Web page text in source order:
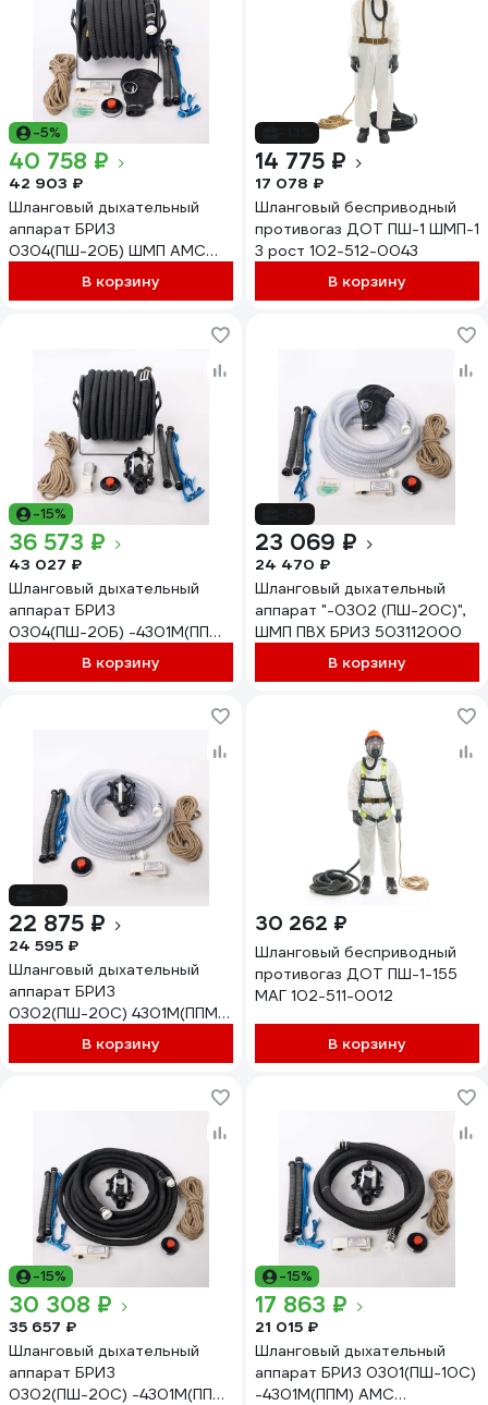
-5%
40 758 ₽
42 903 ₽
Шланговый дыхательный
аппарат БРИЗ
0304(ПШ-20Б) ШМП АМС
резинотканевый 503132210
В корзину
14 775 ₽
17 078 ₽
Шланговый бесприводный
противогаз ДОТ ПШ-1 ШМП-1
3 рост 102-512-0043
В корзину
-15%
36 573 ₽
43 027 ₽
Шланговый дыхательный
аппарат БРИЗ
0304(ПШ-20Б) -4301М(ППМ)
АМС резинотканевый
В корзину
23 069 ₽
24 470 ₽
Шланговый дыхательный
аппарат "-0302 (ПШ-20С)",
ШМП ПВХ БРИЗ 503112000
В корзину
22 875 ₽
24 595 ₽
Шланговый дыхательный
аппарат БРИЗ
0302(ПШ-20С) 4301М(ППМ)
ПВХ 503111000В корзину
30 262 ₽
Шланговый бесприводный
противогаз ДОТ ПШ-1-155
МАГ 102-511-0012
В корзину
-15%
30 308 ₽
35 657 ₽
Шланговый дыхательный
аппарат БРИЗ
0302(ПШ-20С) -4301М(ППМ)
-15%
17 863 ₽
21 015 ₽
Шланговый дыхательный
аппарат БРИЗ 0301(ПШ-10С)
-4301М(ППМ) АМС